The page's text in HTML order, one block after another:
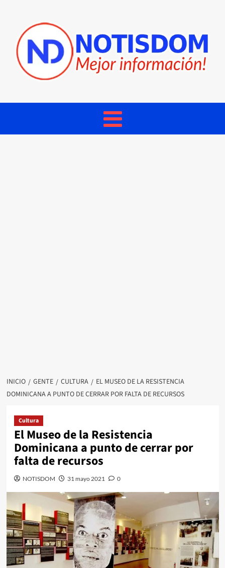
INICIO GENTE CULTURA
EL MUSEO DE LA RESISTENCIA
DOMINICANA A PUNTO DE CERRAR POR FALTA DE RECURSOS
Cultura
El Museo de la Resistencia
Dominicana a punto de cerrar por
falta de recursos
NOTISDOM 31 mayo 2021 0